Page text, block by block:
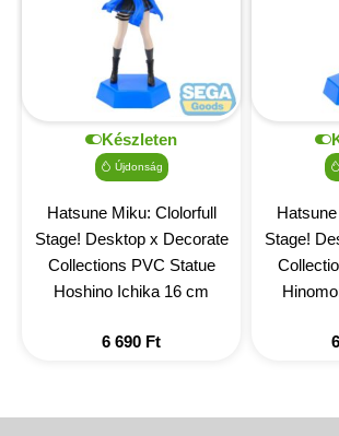
Készleten
Újdonság
Hatsune Miku: Clolorfull
Stage! Desktop x Decorate
Collections PVC Statue
Hoshino Ichika 16 cm
6 690 Ft
Stage!